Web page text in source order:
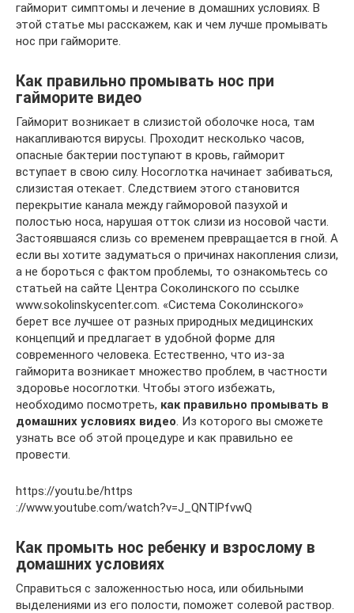
гайморит симптомы и лечение в домашних условиях. В
этой статье мы расскажем, как и чем лучше промывать
нос при гайморите.
Как правильно промывать нос при
гайморите видео
Гайморит возникает в слизистой оболочке носа, там
накапливаются вирусы. Проходит несколько часов,
опасные бактерии поступают в кровь, гайморит
вступает в свою силу. Носоглотка начинает забиваться,
слизистая отекает. Следствием этого становится
перекрытие канала между гайморовой пазухой и
полостью носа, нарушая отток слизи из носовой части.
Застоявшаяся слизь со временем превращается в гной. А
если вы хотите задуматься о причинах накопления слизи,
а не бороться с фактом проблемы, то ознакомьтесь со
статьей на сайте Центра Соколинского по ссылке
www.sokolinskycenter.com. «Система Соколинского»
берет все лучшее от разных природных медицинских
концепций и предлагает в удобной форме для
современного человека. Естественно, что из-за
гайморита возникает множество проблем, в частности
здоровье носоглотки. Чтобы этого избежать,
необходимо посмотреть, как правильно промывать в
домашних условиях видео. Из которого вы сможете
узнать все об этой процедуре и как правильно ее
провести.
https://youtu.be/https
://www.youtube.com/watch?v=J_QNTlPfvwQ
Как промыть нос ребенку и взрослому в
домашних условиях
Справиться с заложенностью носа, или обильными
выделениями из его полости, поможет солевой раствор.